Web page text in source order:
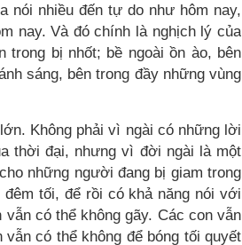
nói nhiều đến tự do như hôm nay,
nay. Và đó chính là nghịch lý của
trong bị nhốt; bề ngoài ồn ào, bên
sáng, bên trong đầy những vùng
Không phải vì ngài có những lời
thời đại, nhưng vì đời ngài là một
những người đang bị giam trong
tối, để rồi có khả năng nói với
có thể không gãy. Các con vẫn
có thể không để bóng tối quyết